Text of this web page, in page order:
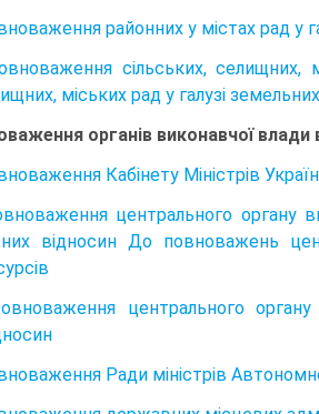
районних у містах рад у
сільських, селищних,
міських рад у галузі
органів виконавчої влади
Кабінету Міністрів
центрального органу
відносин До повноважень
центрального
Ради міністрів